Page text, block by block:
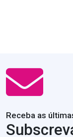
Receba as